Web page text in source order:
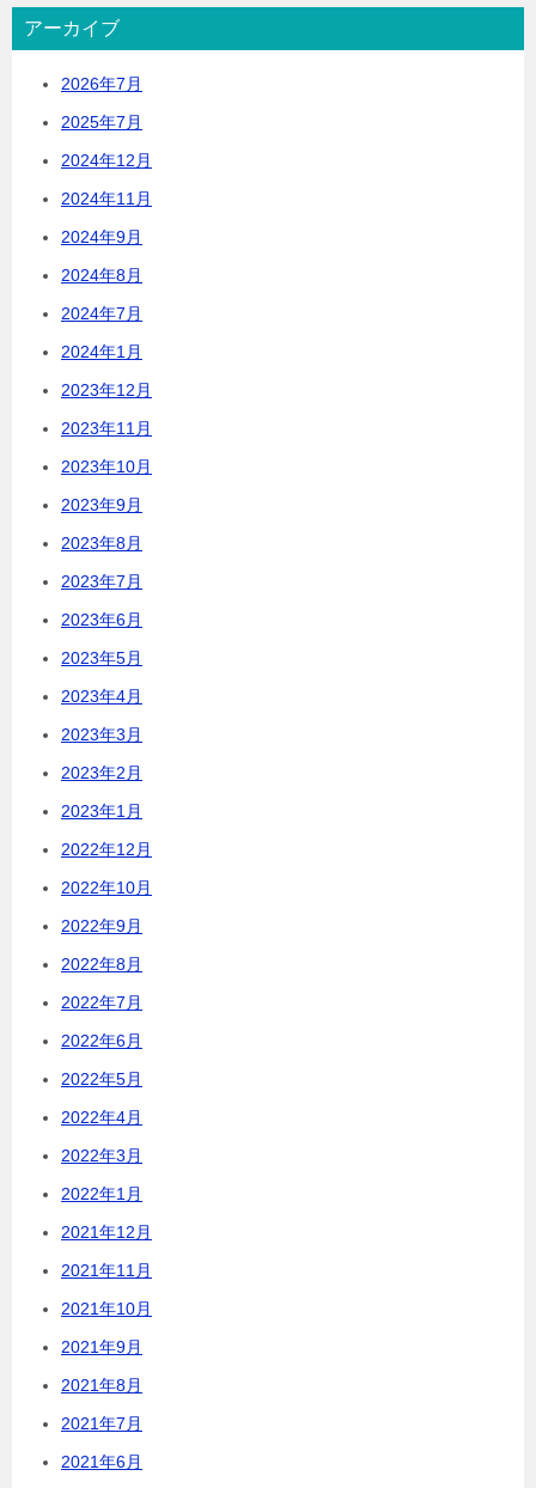
アーカイブ
2026年7月
2025年7月
2024年12月
2024年11月
2024年9月
2024年8月
2024年7月
2024年1月
2023年12月
2023年11月
2023年10月
2023年9月
2023年8月
2023年7月
2023年6月
2023年5月
2023年4月
2023年3月
2023年2月
2023年1月
2022年12月
2022年10月
2022年9月
2022年8月
2022年7月
2022年6月
2022年5月
2022年4月
2022年3月
2022年1月
2021年12月
2021年11月
2021年10月
2021年9月
2021年8月
2021年7月
2021年6月